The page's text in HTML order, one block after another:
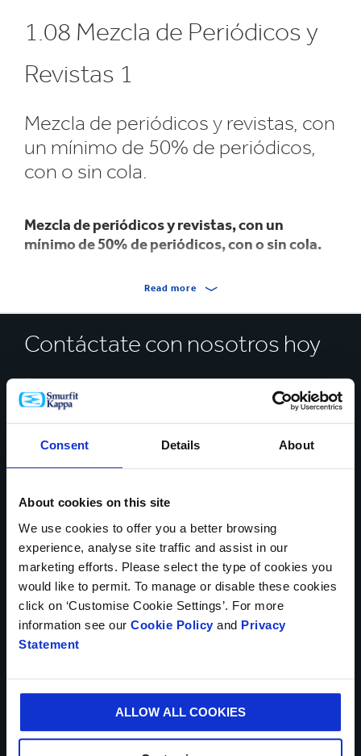
Consent Details About
About cookies on this site
We use cookies to offer you a better browsing
experience, analyse site traffic and assist in our
marketing efforts. Please select the type of cookies you
would like to permit. To manage or disable these cookies
click on ‘Customise Cookie Settings’. For more
information see our Cookie Policy and Privacy
Statement
ALLOW ALL COOKIES
1.08 Mezcla de Periódicos y
Revistas 1
Mezcla de periódicos y revistas, con
un mínimo de 50% de periódicos,
con o sin cola.
Mezcla de periódicos y revistas, con un
mínimo de 50% de periódicos, con o sin cola.
FSC® STD 40.007.
El contenido de todos los suministros cumple las
norma CEPI EN643.
Read more
Contáctate con nosotros hoy
* Campos obligatorios
NOMBRE*
PAÍS*
NÚMERO TELEFÓNICO